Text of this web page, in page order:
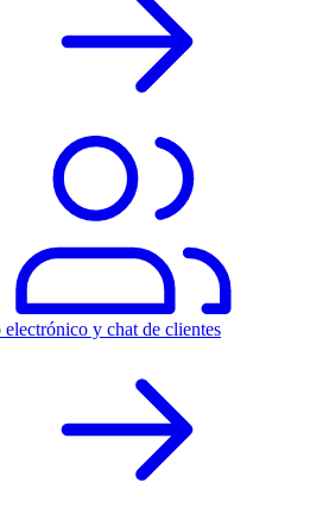
electrónico y chat de clientes